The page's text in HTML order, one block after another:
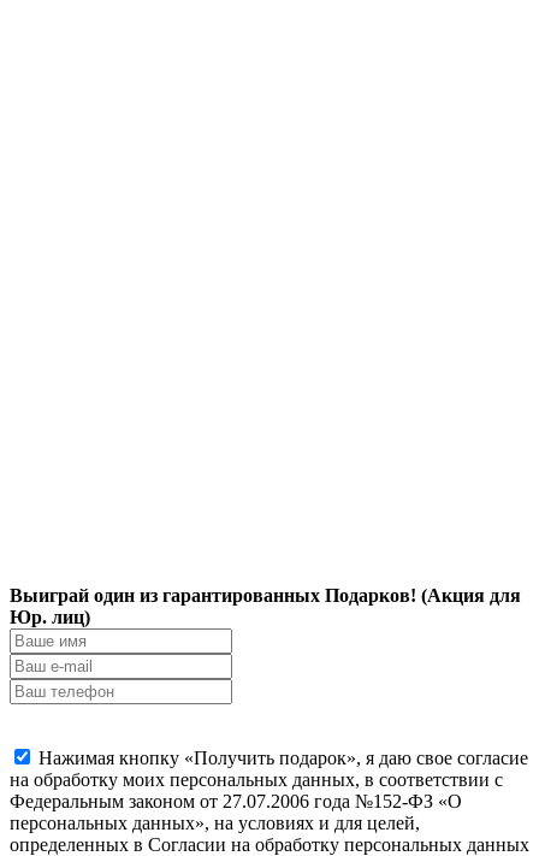
Выиграй один из гарантированных Подарков! (Акция для
Юр. лиц)
Нажимая кнопку «Получить подарок», я даю свое согласие
на обработку моих персональных данных, в соответствии с
Федеральным законом от 27.07.2006 года №152-ФЗ «О
персональных данных», на условиях и для целей,
определенных в Согласии на обработку персональных данных